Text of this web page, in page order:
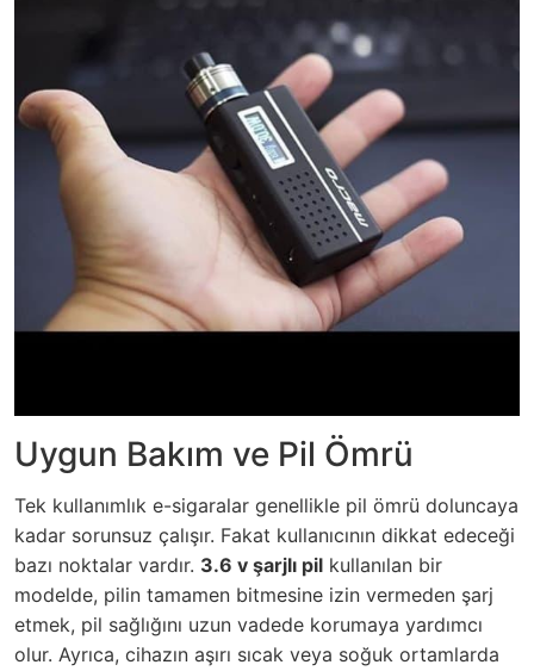
Uygun Bakım ve Pil Ömrü
Tek kullanımlık e-sigaralar genellikle pil ömrü doluncaya
kadar sorunsuz çalışır. Fakat kullanıcının dikkat edeceği
bazı noktalar vardır. 3.6 v şarjlı pil kullanılan bir
modelde, pilin tamamen bitmesine izin vermeden şarj
etmek, pil sağlığını uzun vadede korumaya yardımcı
olur. Ayrıca, cihazın aşırı sıcak veya soğuk ortamlarda